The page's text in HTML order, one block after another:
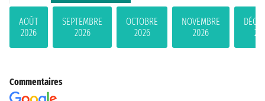
AOÛT
2026
SEPTEMBRE
2026
OCTOBRE
2026
NOVEMBRE
2026
Commentaires